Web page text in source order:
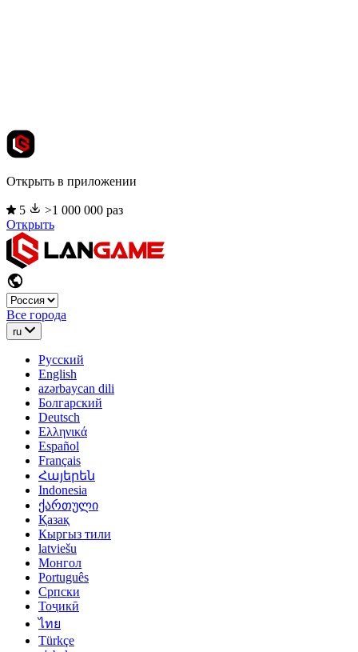
Открыть в приложении
5
>1 000 000 раз
Открыть
Все города
ru
Русский
English
azərbaycan dili
Болгарский
Deutsch
Ελληνικά
Español
Français
Հայերեն
Indonesia
ქართული
Қазақ
Кыргыз тили
latviešu
Монгол
Português
Српски
Тоҷикӣ
ไทย
Türkçe